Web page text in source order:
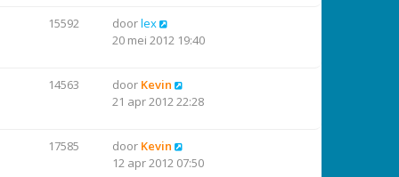
15592 doorlex
20 mei 2012 19:40
14563 door Kevin
21 apr 2012 22:28
17585 door Kevin
12 apr 2012 07:50